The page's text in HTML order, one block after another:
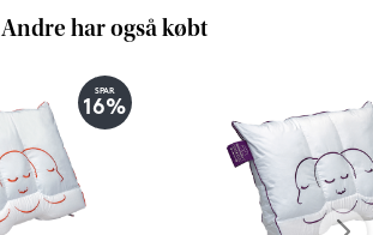
Andre har også købt
SPAR
16%